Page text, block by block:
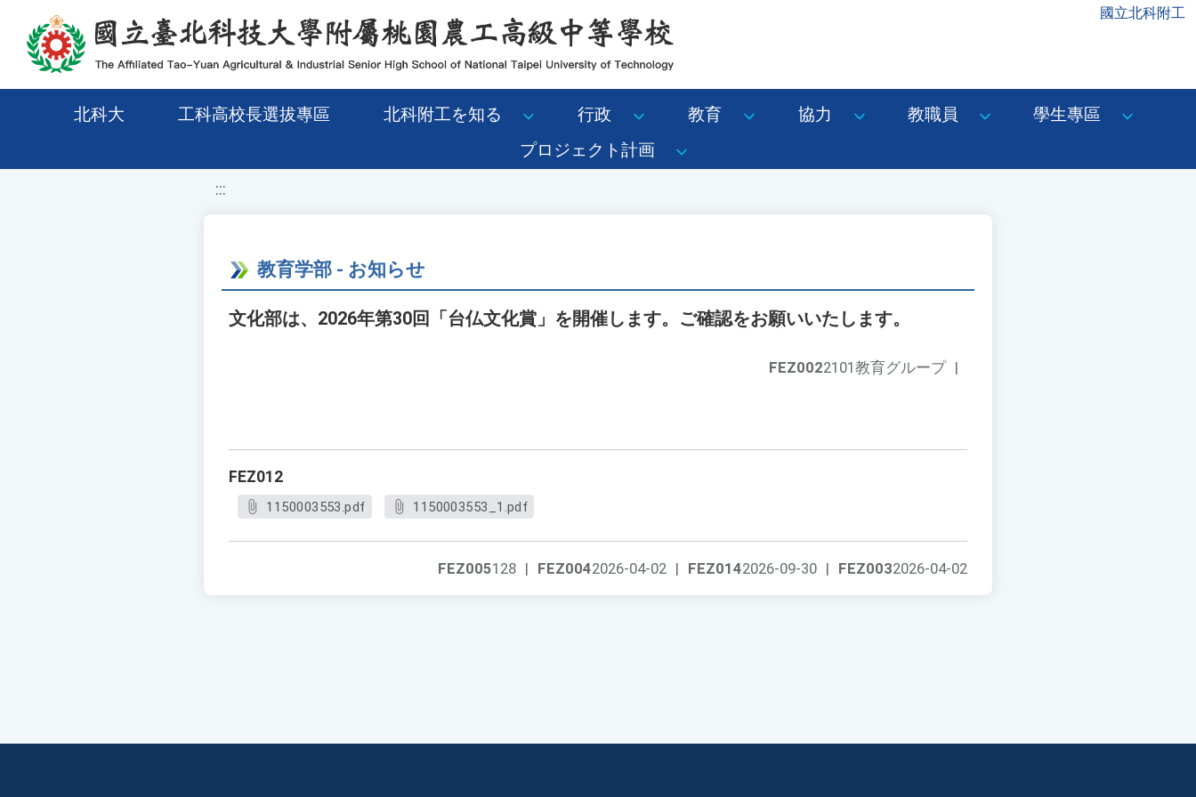
移至網頁之主要內容區位置 國立北科附工
北科大 工科高校長選拔專區 北科附工を知る 行政 教育 協力 教職員
學生專區
プロジェクト計画
:::
教育学部 - お知らせ
文化部は、2026年第30回「台仏文化賞」を開催します。ご確認をお願いいたします。
FEZ0022101教育グループ |
FEZ012
1150003553.pdf 1150003553_1.pdf
FEZ0032026-04-02
FEZ0142026-09-30 |
FEZ0042026-04-02 |
FEZ005128 |